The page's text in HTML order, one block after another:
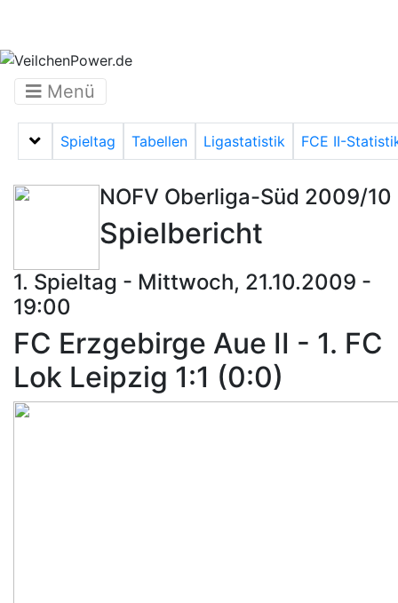
Menü
Menü auf-/zuklappen
Spieltag Tabellen Ligastatistik FCE II-
NOFV Oberliga-Süd 2009/10
Spielbericht
1. Spieltag - Mittwoch, 21.10.2009 -
19:00
FC Erzgebirge Aue II - 1. FC
Lok Leipzig 1:1 (0:0)